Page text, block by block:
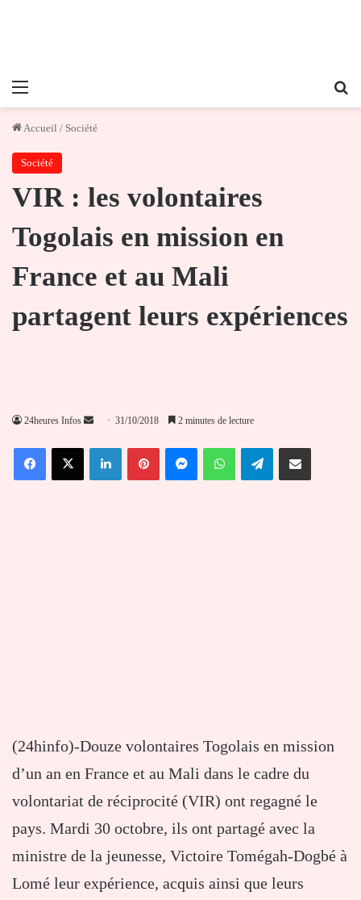
Menu
Accueil / Société
Société
VIR : les volontaires
Togolais en mission en
France et au Mali
partagent leurs expériences
24heures Infos
Envoyer
courriel
31/10/2018 2 minutes de lecture
FacebookX LinkedinPinterestMessengerWhatsAppTelegramPartager par email
(24hinfo)-Douze volontaires Togolais en mission
d’un an en France et au Mali dans le cadre du
volontariat de réciprocité (VIR) ont regagné le
pays. Mardi 30 octobre, ils ont partagé avec la
ministre de la jeunesse, Victoire Tomégah-Dogbé à
Lomé leur expérience, acquis ainsi que leurs